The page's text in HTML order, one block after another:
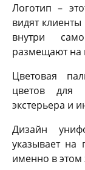
Логотип –
видят
внутри
размещают на
Цветовая
цветов для
экстерьера и
Дизайн
указывает на
именно в этом